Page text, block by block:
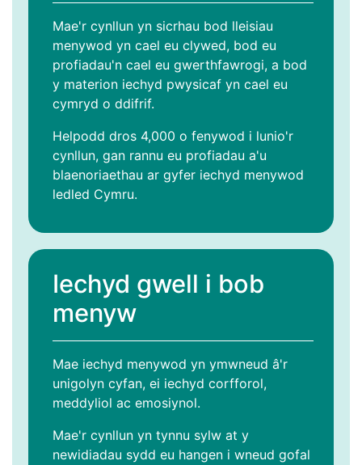
Mae'r cynllun yn sicrhau bod lleisiau
menywod yn cael eu clywed, bod eu
profiadau'n cael eu gwerthfawrogi, a bod
y materion iechyd pwysicaf yn cael eu
cymryd o ddifrif.
Helpodd dros 4,000 o fenywod i lunio'r
cynllun, gan rannu eu profiadau a'u
blaenoriaethau ar gyfer iechyd menywod
ledled Cymru.
Iechyd gwell i bob
menyw
Mae iechyd menywod yn ymwneud â'r
unigolyn cyfan, ei iechyd corfforol,
meddyliol ac emosiynol.
Mae'r cynllun yn tynnu sylw at y
newidiadau sydd eu hangen i wneud gofal